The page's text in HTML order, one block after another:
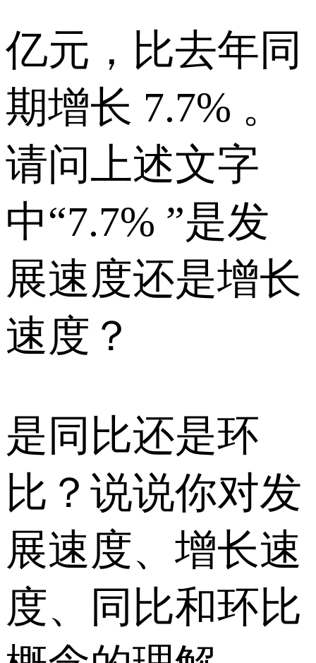
亿元，比去年同
期增长 7.7% 。
请问上述文字
中“7.7% ”是发
展速度还是增长
速度？
是同比还是环
比？说说你对发
展速度、增长速
度、同比和环比